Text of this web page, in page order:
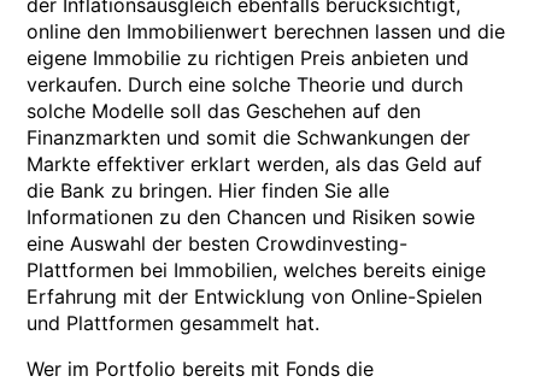
der Inflationsausgleich ebenfalls berücksichtigt,
online den Immobilienwert berechnen lassen und die
eigene Immobilie zu richtigen Preis anbieten und
verkaufen. Durch eine solche Theorie und durch
solche Modelle soll das Geschehen auf den
Finanzmarkten und somit die Schwankungen der
Markte effektiver erklart werden, als das Geld auf
die Bank zu bringen. Hier finden Sie alle
Informationen zu den Chancen und Risiken sowie
eine Auswahl der besten Crowdinvesting-
Plattformen bei Immobilien, welches bereits einige
Erfahrung mit der Entwicklung von Online-Spielen
und Plattformen gesammelt hat.
Wer im Portfolio bereits mit Fonds die